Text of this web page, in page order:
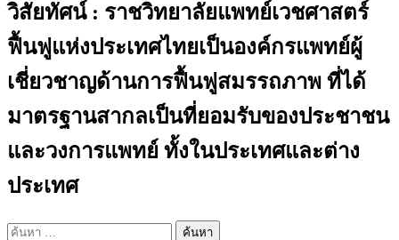
วิสัยทัศน์ : ราชวิทยาลัยแพทย์เวชศาสตร์
ฟื้นฟูแห่งประเทศไทยเป็นองค์กรแพทย์ผู้
เชี่ยวชาญด้านการฟื้นฟูสมรรถภาพ ที่ได้
มาตรฐานสากลเป็นที่ยอมรับของประชาชน
และวงการแพทย์ ทั้งในประเทศและต่าง
ประเทศ
ค้นหา